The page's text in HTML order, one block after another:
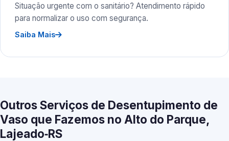
Situação urgente com o sanitário? Atendimento rápido
para normalizar o uso com segurança.
Saiba Mais
Outros Serviços de Desentupimento de
Vaso que Fazemos no Alto do Parque,
Lajeado‑RS